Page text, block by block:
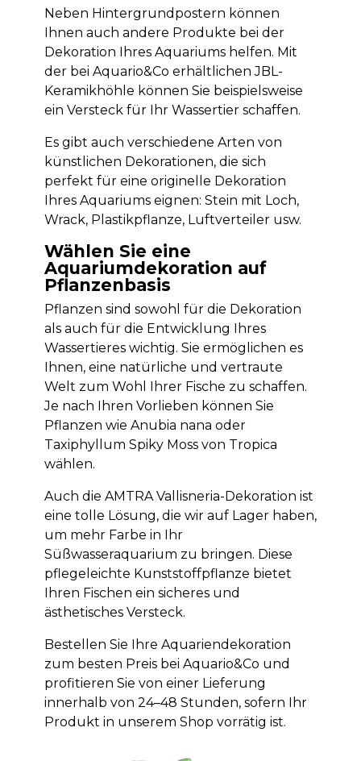
Neben Hintergrundpostern können
Ihnen auch andere Produkte bei der
Dekoration Ihres Aquariums helfen. Mit
der bei Aquario&Co erhältlichen JBL-
Keramikhöhle können Sie beispielsweise
ein Versteck für Ihr Wassertier schaffen.
Es gibt auch verschiedene Arten von
künstlichen Dekorationen, die sich
perfekt für eine originelle Dekoration
Ihres Aquariums eignen: Stein mit Loch,
Wrack, Plastikpflanze, Luftverteiler usw.
Wählen Sie eine
Aquariumdekoration auf
Pflanzenbasis
Pflanzen sind sowohl für die Dekoration
als auch für die Entwicklung Ihres
Wassertieres wichtig. Sie ermöglichen es
Ihnen, eine natürliche und vertraute
Welt zum Wohl Ihrer Fische zu schaffen.
Je nach Ihren Vorlieben können Sie
Pflanzen wie Anubia nana oder
Taxiphyllum Spiky Moss von Tropica
wählen.
Auch die AMTRA Vallisneria-Dekoration ist
eine tolle Lösung, die wir auf Lager haben,
um mehr Farbe in Ihr
Süßwasseraquarium zu bringen. Diese
pflegeleichte Kunststoffpflanze bietet
Ihren Fischen ein sicheres und
ästhetisches Versteck.
Bestellen Sie Ihre Aquariendekoration
zum besten Preis bei Aquario&Co und
profitieren Sie von einer Lieferung
innerhalb von 24–48 Stunden, sofern Ihr
Produkt in unserem Shop vorrätig ist.